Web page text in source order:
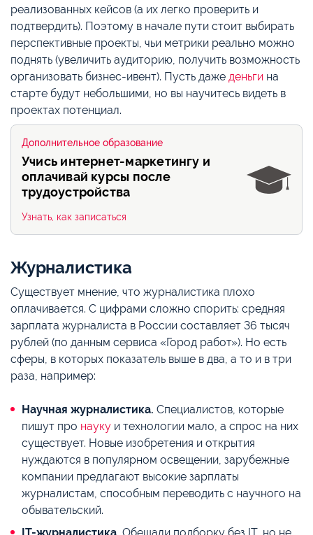
реализованных кейсов (а их легко проверить и
подтвердить). Поэтому в начале пути стоит выбирать
перспективные проекты, чьи метрики реально можно
поднять (увеличить аудиторию, получить возможность
организовать бизнес-ивент). Пусть даже деньги на
старте будут небольшими, но вы научитесь видеть в
проектах потенциал.
Дополнительное образование
Учись интернет-маркетингу и
оплачивай курсы после
трудоустройства
Узнать, как записаться
Журналистика
Существует мнение, что журналистика плохо
оплачивается. С цифрами сложно спорить: средняя
зарплата журналиста в России составляет 36 тысяч
рублей (по данным сервиса «Город работ»). Но есть
сферы, в которых показатель выше в два, а то и в три
раза, например:
Научная журналистика. Специалистов, которые
пишут про науку и технологии мало, а спрос на них
существует. Новые изобретения и открытия
нуждаются в популярном освещении, зарубежные
компании предлагают высокие зарплаты
журналистам, способным переводить с научного на
обывательский.